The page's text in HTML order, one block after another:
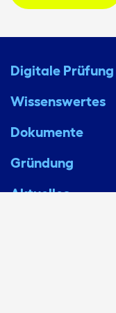
Digitale Prüfung
Wissenswertes
Dokumente
Gründung
Aktuelles